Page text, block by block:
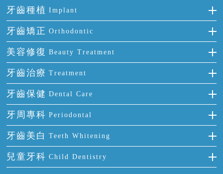
牙齒種植 Implant
種牙
單顆牙缺失
門牙缺失
多顆牙缺失
半口缺失
全口缺失
牙齒矯正 Orthodontic
隱形箍牙
前牙反頜
牙齒擁擠
牙齒前突
牙齒稀疏
美容修復 Beauty Treatment
全瓷牙
烤瓷牙
氟斑牙
四環素牙
活動假牙
牙貼面
牙齒治療 Treatment
補牙
智齒
根管治療
拔牙
牙痛
牙齒保健 Dental Care
正確刷牙
全國愛牙日
預防牙病
牙科通識
牙周專科 Periodontal
牙周炎
牙齦出血
牙齦炎
牙齒美白 Teeth Whitening
冷光美白
兒童牙科 Child Dentistry